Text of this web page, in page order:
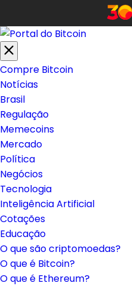
Compre Bitcoin
Notícias
Brasil
Regulação
Memecoins
Mercado
Política
Negócios
Tecnologia
Inteligência Artificial
Cotações
Educação
O que são criptomoedas?
O que é Bitcoin?
O que é Ethereum?